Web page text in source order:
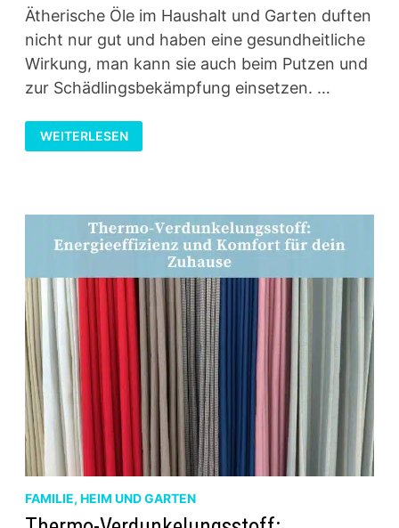
Ätherische Öle im Haushalt und Garten duften
nicht nur gut und haben eine gesundheitliche
Wirkung, man kann sie auch beim Putzen und
zur Schädlingsbekämpfung einsetzen. …
ÄTHERISCHE
ÖLE
IM
WEITERLESEN
FAMILIE, HEIM UND GARTEN